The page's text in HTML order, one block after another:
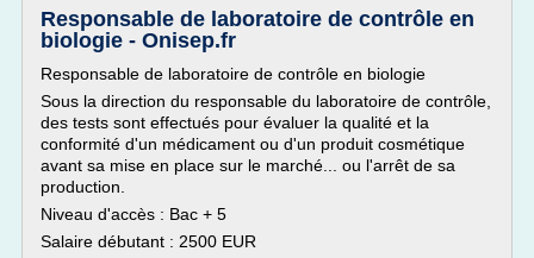
Responsable de laboratoire de contrôle en
biologie - Onisep.fr
Responsable de laboratoire de contrôle en biologie
Sous la direction du responsable du laboratoire de contrôle,
des tests sont effectués pour évaluer la qualité et la
conformité d'un médicament ou d'un produit cosmétique
avant sa mise en place sur le marché... ou l'arrêt de sa
production.
Niveau d'accès : Bac + 5
Salaire débutant : 2500 EUR